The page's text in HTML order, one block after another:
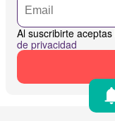
Al suscribirte aceptas
de privacidad